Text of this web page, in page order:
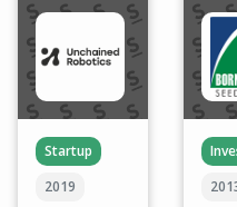
Startup
2019